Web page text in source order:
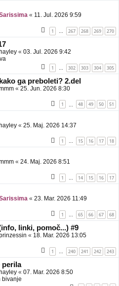
« 11. Jul. 2026 9:59
1 … 267 268 269 270
hayley « 03. Jul. 2026 9:42
1 302 303 304 305
ga preboleti? 2.del
« 25. Jun. 2026 8:30
1 48 49 50 51
« 25. Maj. 2026 14:37
1 … 15 16 17 18
« 24. Maj. 2026 8:51
1 … 14 15 16 17
« 23. Mar. 2026 11:49
1 … 65 66 67 68
linki, pomoč...) #9
« 18. Mar. 2026 13:05
1 240 241 242 243
perila
« 07. Mar. 2026 8:50
bivanje